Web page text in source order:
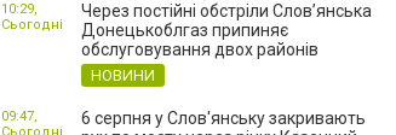
Через постійні обстріли Слов’янська
Донецькоблгаз припиняє
обслуговування двох районів
НОВИНИ
10:29,
Сьогодні
6 серпня у Слов'янську закривають
09:47,